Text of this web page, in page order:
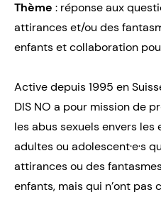
Thème : réponse aux
attirances et/ou des
enfants et collaboration
Active depuis 1995 en
DIS NO a pour mission de
les abus sexuels envers les
adultes ou adolescent·e·s
attirances ou des
enfants, mais qui n’ont pas